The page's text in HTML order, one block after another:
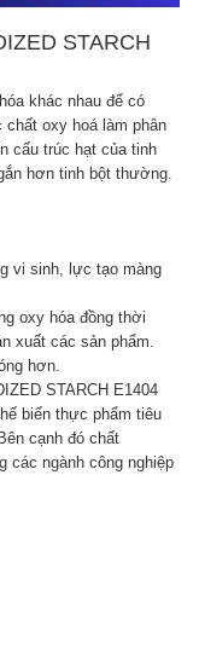
STARCH
khác nhau để có
oxy hoá làm phân
cấu trúc hạt của tinh
hơn tinh bột thường.
vi sinh, lực tạo màng
oxy hóa đồng thời
xuất các sản phẩm.
hơn.
STARCH E1404
biến thực phẩm tiêu
cạnh đó chất
các ngành công nghiệp